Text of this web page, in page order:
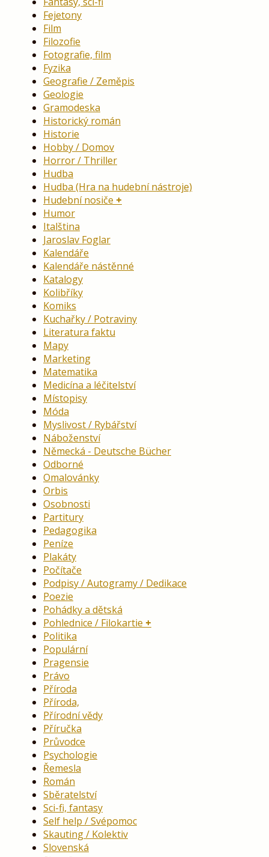
Fejetony
Film
Filozofie
Fotografie, film
Fyzika
Geografie / Zeměpis
Geologie
Gramodeska
Historický román
Historie
Hobby / Domov
Horror / Thriller
Hudba
Hudba (Hra na hudební nástroje)
Hudební nosiče
Humor
Italština
Jaroslav Foglar
Kalendáře
Kalendáře nástěnné
Katalogy
Kolibříky
Komiks
Kuchařky / Potraviny
Literatura faktu
Mapy
Marketing
Matematika
Medicína a léčitelství
Místopisy
Móda
Myslivost / Rybářství
Náboženství
Německá - Deutsche Bücher
Odborné
Omalovánky
Orbis
Osobnosti
Partitury
Pedagogika
Peníze
Plakáty
Počítače
Podpisy / Autogramy / Dedikace
Poezie
Pohádky a dětská
Pohlednice / Filokartie
Politika
Populární
Pragensie
Právo
Příroda
Příroda,
Přírodní vědy
Příručka
Průvodce
Psychologie
Řemesla
Román
Sběratelství
Sci-fi, fantasy
Self help / Svépomoc
Skauting / Kolektiv
Slovenská